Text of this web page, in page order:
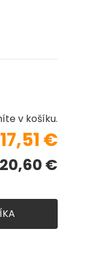
v košíku.
17,51€
20,60 €